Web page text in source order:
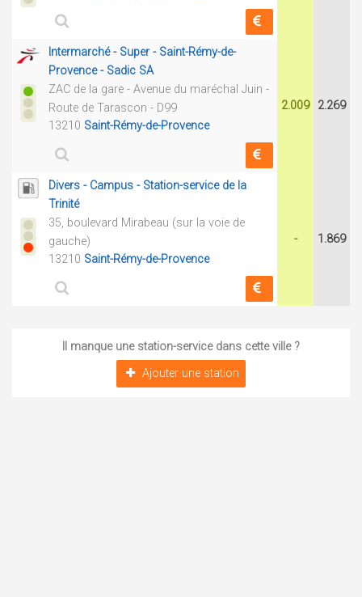
Intermarché - Super - Saint-Rémy-de-
Provence - Sadic SA
ZAC de la gare - Avenue du maréchal Juin -
Route de Tarascon - D99
13210 Saint-Rémy-de-Provence
2.009 2.269
Divers - Campus - Station-service de la
Trinité
35, boulevard Mirabeau (sur la voie de
gauche)
13210 Saint-Rémy-de-Provence
- 1.869
Il manque une station-service dans cette ville ?
Ajouter une station